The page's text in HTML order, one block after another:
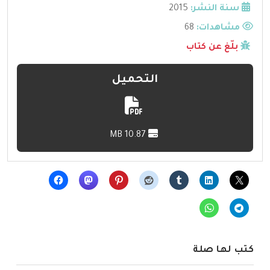
سنة النشر: 2015
مشاهدات:
بلّغ عن كتاب
التحميل
كتب لها صلة